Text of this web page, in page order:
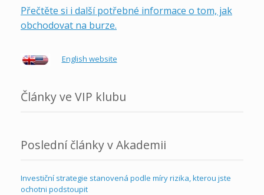
Přečtěte si i další potřebné informace o tom, jak
obchodovat na burze.
English website
Články ve VIP klubu
Poslední články v Akademii
Investiční strategie stanovená podle míry rizika, kterou jste
ochotni podstoupit